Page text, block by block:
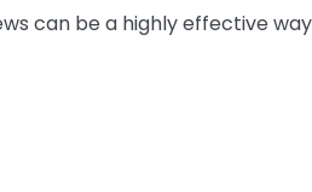
can be a highly effective